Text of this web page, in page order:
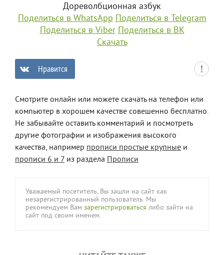
Дореволбционная азбук
Поделиться в WhatsApp Поделиться в Telegram
Поделиться в Viber Поделиться в ВК
Скачать
Нравится
Смотрите онлайн или можете скачать на телефон или
компьютер в хорошем качестве совешенно бесплатно.
Не забывайте оставить комментарий и посмотреть
другие фотографии и изображения высокого
качества, например прописи простые крупные и
прописи 6 и 7 из раздела Прописи
Уважаемый посетитель, Вы зашли на сайт как
незарегистрированный пользователь. Мы
рекомендуем Вам зарегистрироваться либо зайти на
сайт под своим именем.